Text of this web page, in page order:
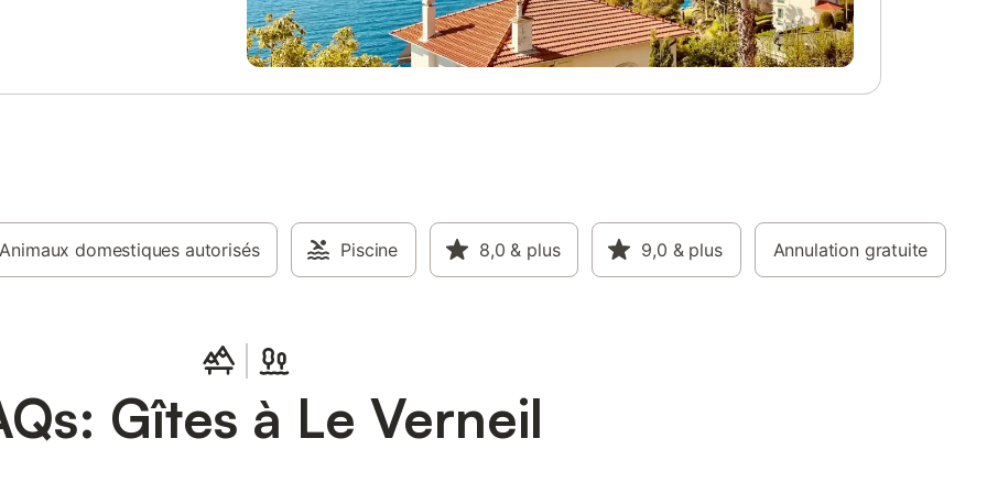
Verneil dans la vallée des Huiles
du gîte. L'été, baignade
Carouge à 26 km ou première
du Bourget à 48 km.
petite vallée du Val Gelon, entre le Parc
Naturel Régional des Bauges et le massif
de Belledonne. Ski Le Collet d'Allevard à
25km. Pistes de ski de fond + itinéraires
raquettes au Bourget en Huile à 5km. Plan
itinéraires pour cyclos. Situation privilégiée
pour rayonner en étoile et visiter la région :
Chambéry et Annecy, villes "d'Art et
avec une fenêtre second jour donnant sur
le salon (1 lit 2 personnes en 140x190 cm).
Terrasse. Parking public à 50 mètre du
gîte. Gîte de bon confort au coeur du
village du Verneil dans la vallée des Huiles
VTT à proximité du gîte. L'été, baignade
au lac de Carouge à 26 km ou première
plage du lac du Bourget à 48 km.
Animaux domestiques autorisés Piscine 8,0 & plus 9,0 & plus Annulation gratuite
Gîtes à Le Verneil